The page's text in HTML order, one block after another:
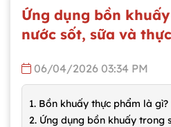
Ứng dụng bồn
nước sốt, sữa và
06/04/2026 03:34 PM
1. Bồn khuấy thực phẩm là gì?
2. Ứng dụng bồn khuấy trong